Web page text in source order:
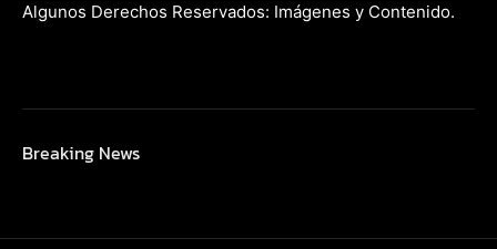
Algunos Derechos Reservados: Imágenes y Contenido.
Breaking News